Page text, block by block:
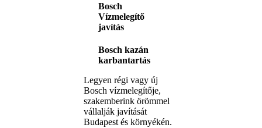
Bosch
Vízmelegítő
javítás
Bosch kazán
karbantartás
Legyen régi vagy új
Bosch vízmelegítője,
szakemberink örömmel
vállalják javítását
Budapest és környékén.